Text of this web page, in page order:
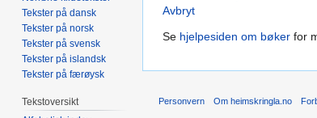
Avbryt
Se hjelpesiden om bøker for
Tekster på dansk
Tekster på norsk
Tekster på svensk
Tekster på islandsk
Tekster på færøysk
Tekstoversikt
Personvern Om heimskringla.no